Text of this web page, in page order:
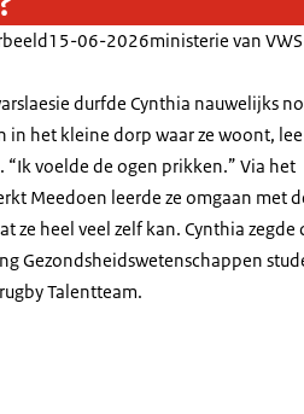
15-06-2026ministerie van VWS
durfde Cynthia nauwelijks
in het kleine dorp waar ze woont,
voelde de ogen prikken.” Via het
Meedoen leerde ze omgaan met
ze heel veel zelf kan. Cynthia zegde
Gezondsheidswetenschappen
Talentteam.
rolstoel in een vrij leeg bruin café,